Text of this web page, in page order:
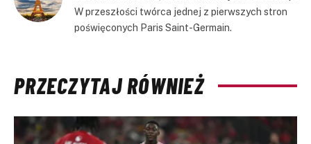
W przeszłości twórca jednej z pierwszych stron
poświęconych Paris Saint-Germain.
PRZECZYTAJ RÓWNIEŻ